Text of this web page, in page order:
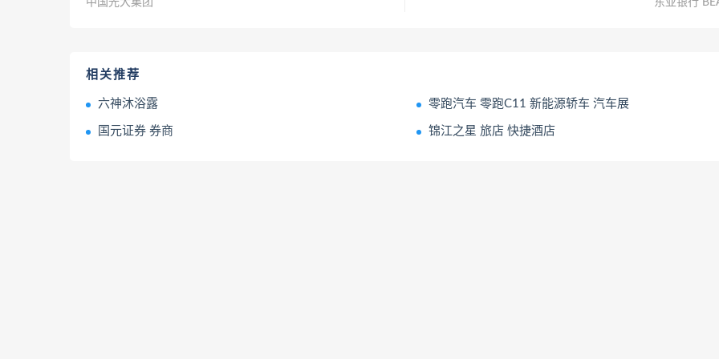
相关推荐
六神沐浴露 零跑汽车 零跑C11 新能源轿车 汽车展
国元证券 券商 锦江之星 旅店 快捷酒店